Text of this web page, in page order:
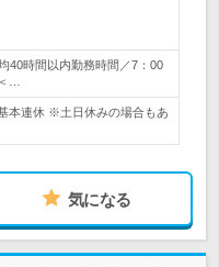
40時間以内勤務時間／7：00
…
本連休 ※土日休みの場合もあ
気になる